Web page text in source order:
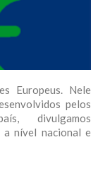
Europeus. Nele
pelos
divulgamos
a nível nacional e